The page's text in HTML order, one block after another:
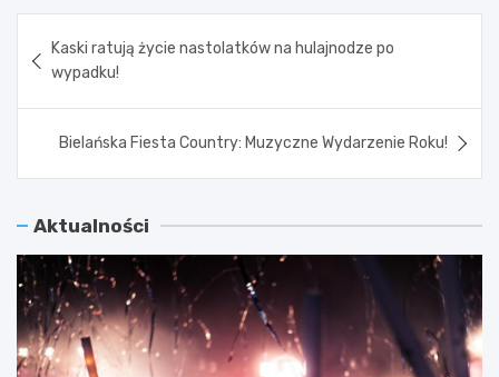
wpisu
Kaski ratują życie nastolatków na hulajnodze po
wypadku!
Bielańska Fiesta Country: Muzyczne Wydarzenie Roku!
Aktualności